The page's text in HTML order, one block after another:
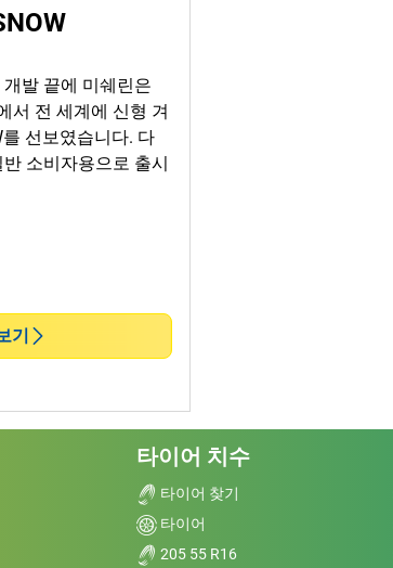
발 끝에 미쉐린은
서 전 세계에 신형 겨
를 선보였습니다. 다
소비자용으로 출시
기
타이어 치수
타이어 찾기
타이어
205 55 R16